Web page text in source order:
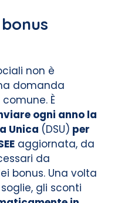
non è
domanda
È
ogni anno la
Unica (DSU) per
aggiornata, da
da
bonus. Una volta
gli sconti